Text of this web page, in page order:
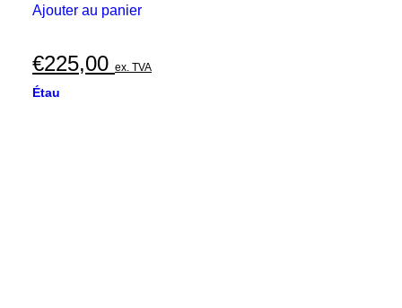
Ajouter au panier
€225,00 ex. TVA
Étau